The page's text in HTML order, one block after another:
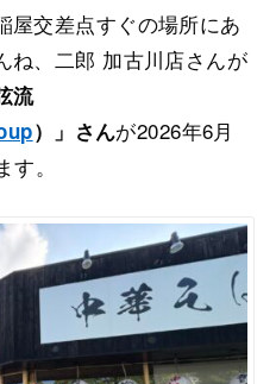
屋交差点すぐの場所にあ
ね、二郎 加古川店さんが
流
）」さんが2026年6月
。